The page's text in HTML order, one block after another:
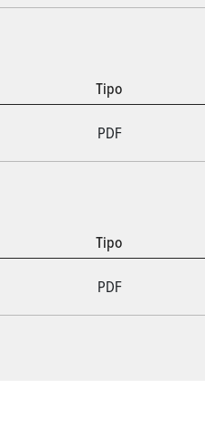
Tipo
PDF
Tipo
PDF